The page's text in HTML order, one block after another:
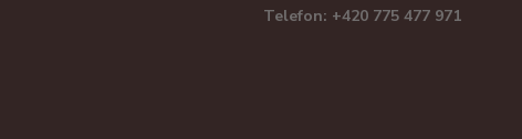
Telefon: +420 775 477 971